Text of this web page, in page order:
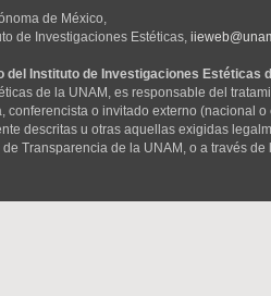
de México,
de Investigaciones Estéticas,
Instituto de Investigaciones Estéticas
de la UNAM, es responsable del
conferencista o invitado externo (nacional
descritas u otras aquellas exigidas
Transparencia de la UNAM, o a través